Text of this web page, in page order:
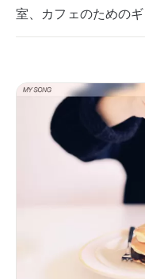
室、カフェのための